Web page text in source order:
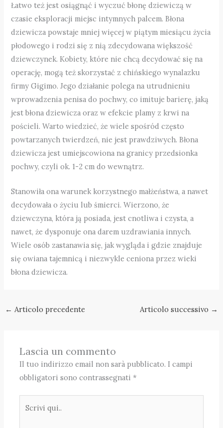
Łatwo też jest osiągnąć i wyczuć błonę dziewiczą w
czasie eksploracji miejsc intymnych palcem. Błona
dziewicza powstaje mniej więcej w piątym miesiącu życia
płodowego i rodzi się z nią zdecydowana większość
dziewczynek. Kobiety, które nie chcą decydować się na
operację, mogą też skorzystać z chińskiego wynalazku
firmy Gigimo. Jego działanie polega na utrudnieniu
wprowadzenia penisa do pochwy, co imituje barierę, jaką
jest błona dziewicza oraz w efekcie plamy z krwi na
pościeli. Warto wiedzieć, że wiele spośród często
powtarzanych twierdzeń, nie jest prawdziwych. Błona
dziewicza jest umiejscowiona na granicy przedsionka
pochwy, czyli ok. 1-2 cm do wewnątrz.
Stanowiła ona warunek korzystnego małżeństwa, a nawet
decydowała o życiu lub śmierci. Wierzono, że
dziewczyna, która ją posiada, jest cnotliwa i czysta, a
nawet, że dysponuje ona darem uzdrawiania innych.
Wiele osób zastanawia się, jak wygląda i gdzie znajduje
się owiana tajemnicą i niezwykle ceniona przez wieki
błona dziewicza.
← Articolo precedente Articolo successivo →
Lascia un commento
Il tuo indirizzo email non sarà pubblicato. I campi
obbligatori sono contrassegnati*